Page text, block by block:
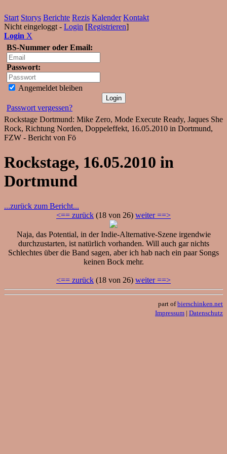
Start Storys Berichte Rezis Kalender Kontakt
Nicht eingeloggt - Login [Registrieren]
Login X
BS-Nummer oder Email:
Passwort:
Angemeldet bleiben
Passwort vergessen?
Rockstage Dortmund: Mike Zero, Mode Execute Ready, Jaques She
Rock, Richtung Norden, Doppeleffekt, 16.05.2010 in Dortmund,
FZW - Bericht von Fö
Rockstage, 16.05.2010 in
Dortmund
...zurück zum Bericht...
<== zurück (18 von 26) weiter ==>
Naja, das Potential, in der Indie-Alternative-Szene irgendwie
durchzustarten, ist natürlich vorhanden. Will auch gar nichts
Schlechtes über die Band sagen, aber ich hab nach ein paar Songs
keinen Bock mehr.
<== zurück (18 von 26) weiter ==>
part ofbierschinken.net
Impressum | Datenschutz